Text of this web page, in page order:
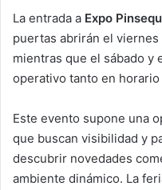
La entrada a Expo
puertas abrirán el
mientras que el sábado y
operativo tanto en
Este evento supone una
que buscan visibilidad y
descubrir novedades
ambiente dinámico. La